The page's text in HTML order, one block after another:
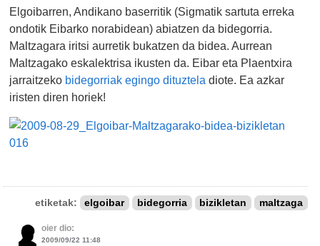
Elgoibarren, Andikano baserritik (Sigmatik sartuta erreka
ondotik Eibarko norabidean) abiatzen da bidegorria.
Maltzagara iritsi aurretik bukatzen da bidea. Aurrean
Maltzagako eskalektrisa ikusten da. Eibar eta Plaentxira
jarraitzeko bidegorriak egingo dituztela diote. Ea azkar
iristen diren horiek!
etiketak: elgoibar bidegorria bizikletan maltzaga
oier dio:
2009/09/22 11:48